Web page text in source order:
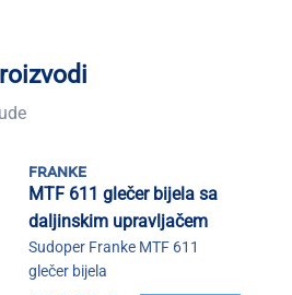
franke
MTF 611 glečer bijela sa
daljinskim upravljačem
Sudoper Franke MTF 611
glečer bijela